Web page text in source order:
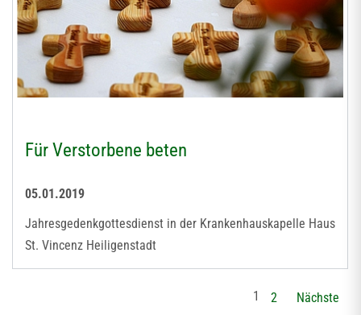
Für Verstorbene beten
05.01.2019
Jahresgedenkgottesdienst in der Krankenhauskapelle Haus
St. Vincenz Heiligenstadt
1 2 Nächste